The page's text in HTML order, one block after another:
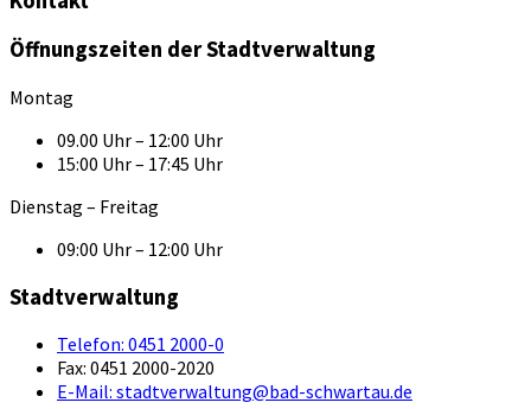
Öffnungszeiten der Stadtverwaltung
Montag
09.00 Uhr – 12:00 Uhr
15:00 Uhr – 17:45 Uhr
Dienstag – Freitag
09:00 Uhr – 12:00 Uhr
Stadtverwaltung
Telefon: 0451 2000-0
Fax: 0451 2000-2020
E-Mail: stadtverwaltung@bad-schwartau.de